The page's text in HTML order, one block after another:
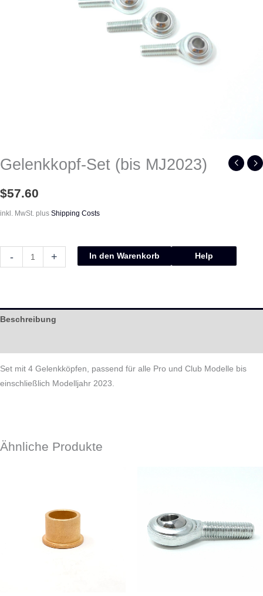
Gelenkkopf-Set (bis MJ2023)
$57.60
inkl. MwSt. plus Shipping Costs
- + In den Warenkorb Help
Beschreibung
Set mit 4 Gelenkköpfen, passend für alle Pro und Club Modelle bis
einschließlich Modelljahr 2023.
Ähnliche Produkte